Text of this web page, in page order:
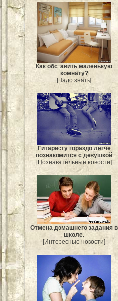
Как обставить маленькую
комнату?
[Надо знать]
Гитаристу гораздо легче
познакомится с девушкой
[Познавательные новости]
Отмена домашнего задания в
школе.
[Интересные новости]